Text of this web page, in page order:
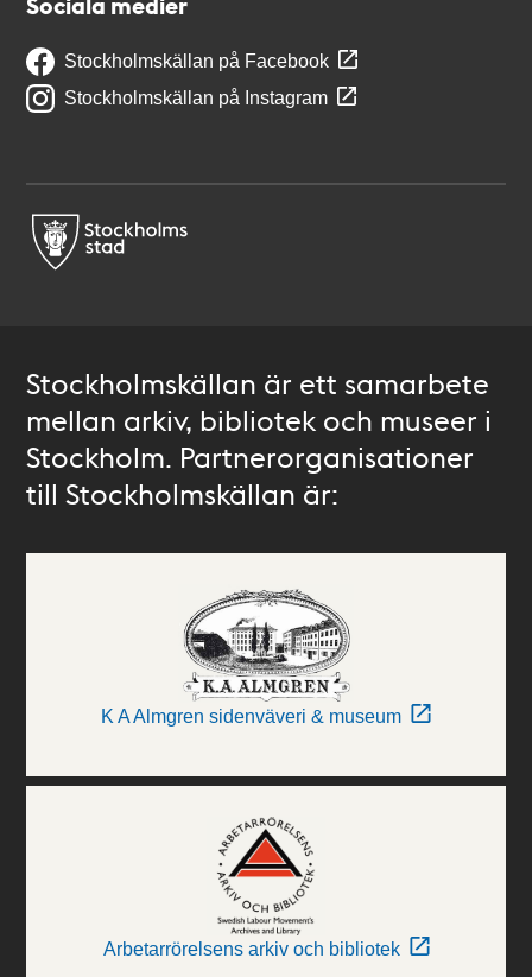
Stockholmskällan på Facebook
Stockholmskällan på Instagram
Stockholmskällan är ett samarbete
mellan arkiv, bibliotek och museer i
Stockholm. Partnerorganisationer
till Stockholmskällan är:
K A Almgren sidenväveri & museum
Arbetarrörelsens arkiv och bibliotek